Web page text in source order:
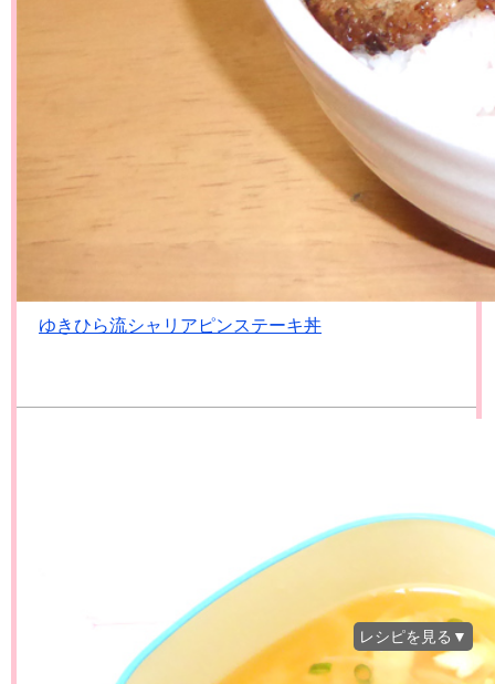
レシピを見る▼
ゆきひら流シャリアピンステーキ丼